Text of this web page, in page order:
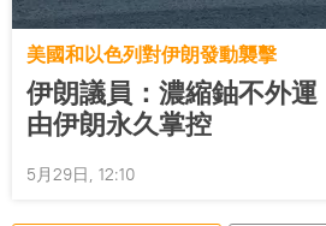
美國和以色列對伊朗發動襲擊
伊朗議員：濃縮鈾不外
由伊朗永久掌控
5月29日, 12:10